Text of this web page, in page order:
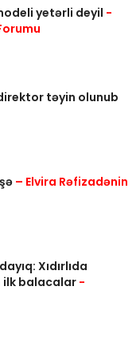
yetərli deyil -
təyin olunub
– Elvira Rəfizadənin
Xıdırlıda
ilk balacalar-